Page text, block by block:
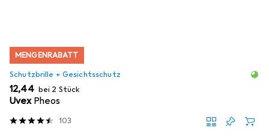
MENGENRABATT
Schutzbrille + Gesichtsschutz
EUR
12,44 bei 2 Stück
Uvex Pheos
103